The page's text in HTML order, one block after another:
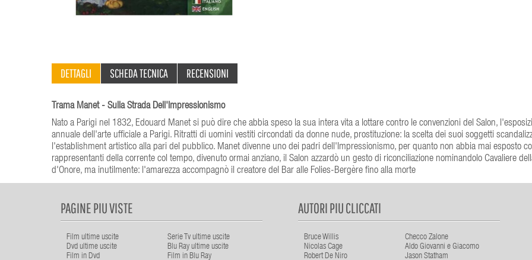
DETTAGLI SCHEDA TECNICA RECENSIONI
Trama Manet - Sulla Strada Dell'Impressionismo
Nato a Parigi nel 1832, Edouard Manet si può dire che abbia speso la sua intera vita a lottare contro le convenzioni del Salon,
annuale dell'arte ufficiale a Parigi. Ritratti di uomini vestiti circondati da donne nude, prostituzione: la scelta dei suoi soggetti
l'establishment artistico alla pari del pubblico. Manet divenne uno dei padri dell'Impressionismo, per quanto non abbia mai esposto
rappresentanti della corrente col tempo, divenuto ormai anziano, il Salon azzardò un gesto di riconciliazione nominandolo Cavaliere
d'Onore, ma inutilmente: l'amarezza accompagnò il creatore del Bar alle Folies-Bergère fino alla morte
PAGINE PIU VISTE
Film ultime uscite
Serie Tv ultime uscite
Dvd ultime uscite
Blu Ray ultime uscite
Film in Dvd
Film in Blu Ray
AUTORI PIU CLICCATI
Bruce Willis
Checco Zalone
Nicolas Cage
Aldo Giovanni e Giacomo
Robert De Niro
Jason Statham